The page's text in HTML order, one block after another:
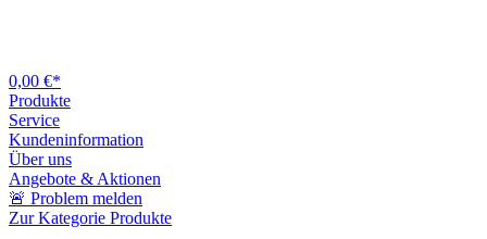
0,00 €*
Produkte
Service
Kundeninformation
Über uns
Angebote & Aktionen
🚨 Problem melden
Zur Kategorie Produkte